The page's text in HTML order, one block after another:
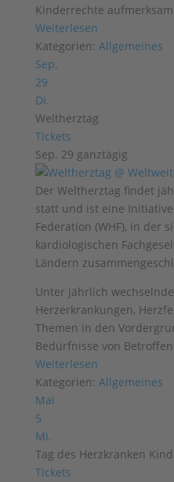
Kinderrechte
Weiterlesen
Kategorien: Allgemeines
Sep.
29
Di.
Weltherztag
Tickets
Sep. 29 ganztägig
Der Weltherztag findet
statt und ist eine
Federation (WHF), in der
kardiologischen
Ländern
Unter jährlich
Herzerkrankungen,
Themen in den
Bedürfnisse von
Weiterlesen
Kategorien: Allgemeines
Mai
5
Mi.
Tag des Herzkranken
Tickets